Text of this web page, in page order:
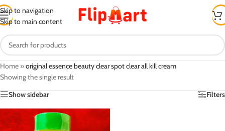
Skip to navigation
Skip to main content
Home »original essence beauty clear spot clear all kill cream
Showing the single result
Show sidebar
Filters